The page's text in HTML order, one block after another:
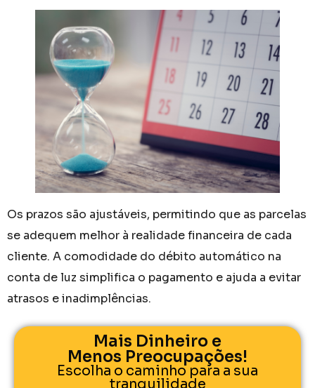
Os prazos são ajustáveis, permitindo que as parcelas
se adequem melhor à realidade financeira de cada
cliente. A comodidade do débito automático na
conta de luz simplifica o pagamento e ajuda a evitar
atrasos e inadimplências.
Mais Dinheiro e
Menos Preocupações!
Escolha o caminho para a sua
tranquilidade